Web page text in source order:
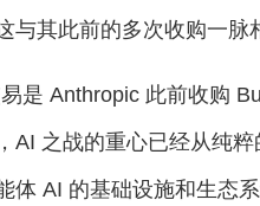
与其此前的多次收购一脉
是 Anthropic 此前收购
AI 之战的重心已经从纯
体 AI 的基础设施和生态